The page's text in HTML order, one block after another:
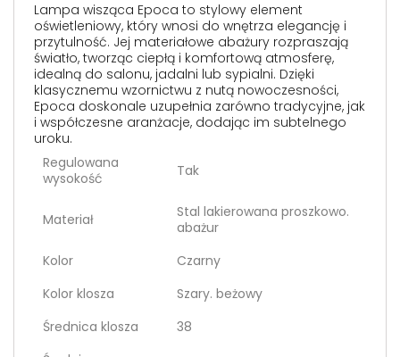
Lampa wisząca Epoca to stylowy element
oświetleniowy, który wnosi do wnętrza elegancję i
przytulność. Jej materiałowe abażury rozpraszają
światło, tworząc ciepłą i komfortową atmosferę,
idealną do salonu, jadalni lub sypialni. Dzięki
klasycznemu wzornictwu z nutą nowoczesności,
Epoca doskonale uzupełnia zarówno tradycyjne, jak
i współczesne aranżacje, dodając im subtelnego
uroku.
Regulowana
wysokość
Tak
Materiał
Stal lakierowana proszkowo.
abażur
Kolor
Czarny
Kolor klosza
Szary. beżowy
Średnica klosza
38